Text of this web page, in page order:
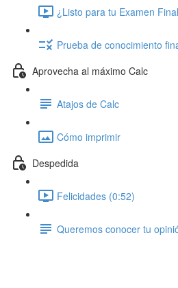
¿Listo para tu Examen
Prueba de conocimiento
Aprovecha al máximo Calc
Atajos de Calc
Cómo imprimir
Despedida
Felicidades (0:52)
Queremos conocer tu